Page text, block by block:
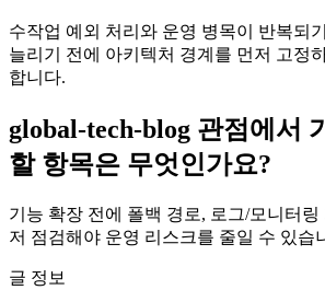
수작업 예외 처리와 운영 병목이 반복되
늘리기 전에 아키텍처 경계를 먼저 고정
합니다.
global-tech-blog 관점에서
할 항목은 무엇인가요?
기능 확장 전에 폴백 경로, 로그/모니터링
저 점검해야 운영 리스크를 줄일 수 있습
글 정보